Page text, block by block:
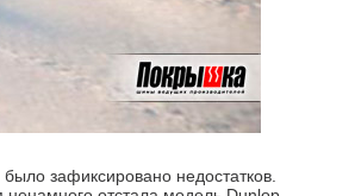
зафиксировано недостатков.